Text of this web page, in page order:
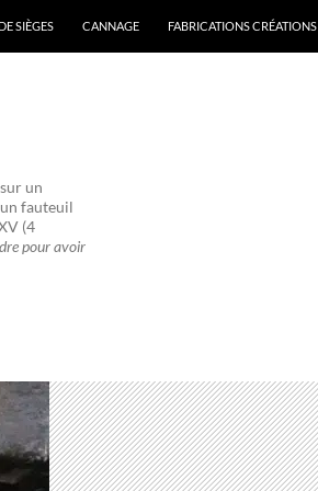
SIÈGES CANNAGE FABRICATIONS CRÉATIONS
un
fauteuil
(4
pour avoir